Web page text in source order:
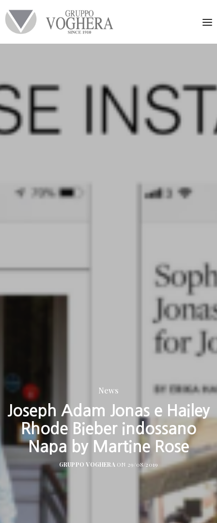
News
Joseph Adam Jonas e Hailey
Rhode Bieber indossano
Napa by Martine Rose
GRUPPO VOGHERA ON 29/08/2019